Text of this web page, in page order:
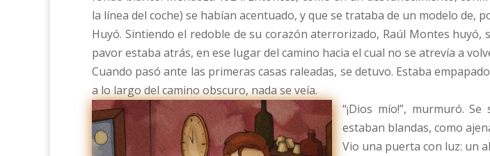
la línea del coche) se habían acentuado, y que se trataba de un modelo de,
Huyó. Sintiendo el redoble de su corazón aterrorizado, Raúl Montes
pavor estaba atrás, en ese lugar del camino hacia el cual no se atrevía a
Cuando pasó ante las primeras casas raleadas, se detuvo. Estaba
a lo largo del camino obscuro, nada se veía.
“¡Dios mío!”, murmuró.
estaban blandas, como
Vio una puerta con luz: un